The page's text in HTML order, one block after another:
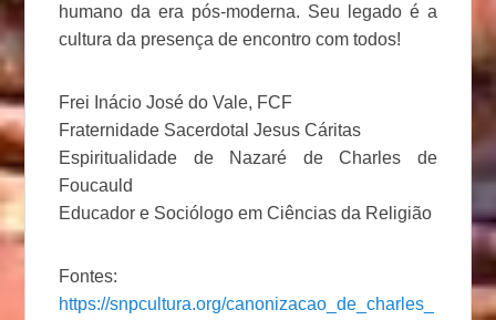
humano da era pós-moderna. Seu legado é a
cultura da presença de encontro com todos!
Frei Inácio José do Vale, FCF
Fraternidade Sacerdotal Jesus Cáritas
Espiritualidade de Nazaré de Charles de
Foucauld
Educador e Sociólogo em Ciências da Religião
Fontes:
https://snpcultura.org/canonizacao_de_charles_